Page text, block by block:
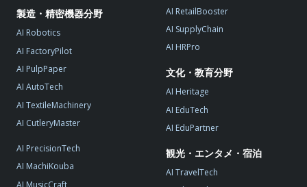
製造・精密機器分野
AI Robotics
AI FactoryPilot
AI PulpPaper
AI AutoTech
AI TextileMachinery
AI CutleryMaster
AI PrecisionTech
AI MachiKouba
AI MusicCraft
AI RetailBooster
AI SupplyChain
AI HRPro
文化・教育分野
AI Heritage
AI EduTech
AI EduPartner
観光・エンタメ・宿泊
AI TravelTech